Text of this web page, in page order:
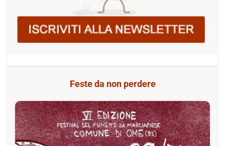
Feste da non perdere